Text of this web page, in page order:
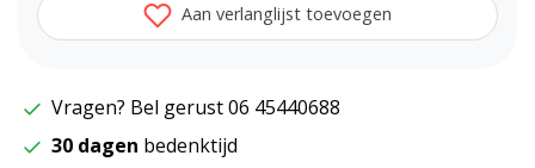
Aan verlanglijst toevoegen
Vragen? Bel gerust 06 45440688
30 dagen bedenktijd